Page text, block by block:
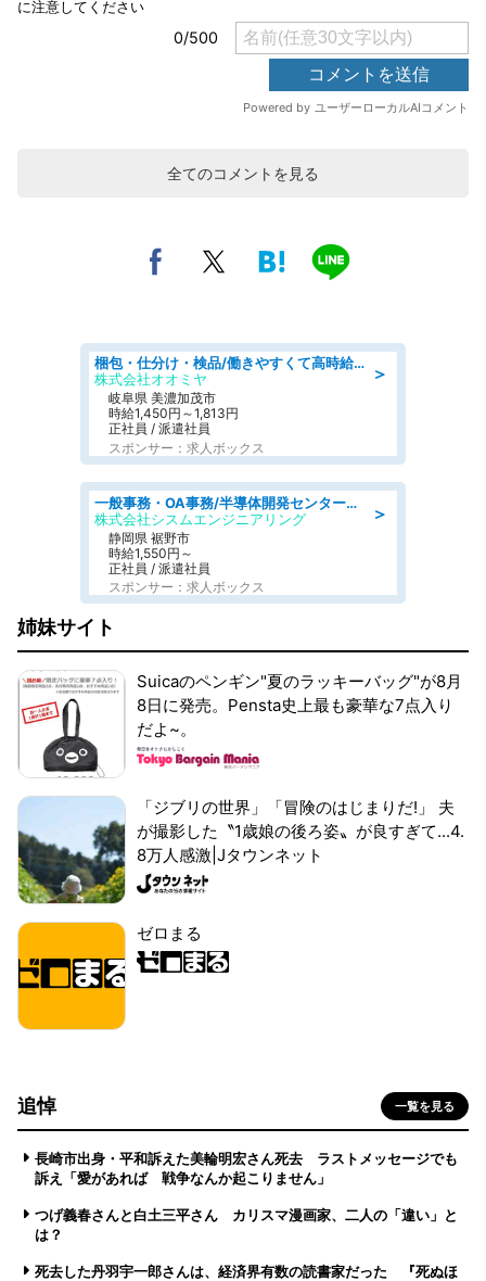
全てのコメントを見る
＞
梱包・仕分け・検品/働きやすくて高時給の仕分け作業長期休暇充実/残業なし
株式会社オオミヤ
岐阜県 美濃加茂市
時給1,450円～1,813円
正社員 / 派遣社員
スポンサー：求人ボックス
＞
一般事務・OA事務/半導体開発センター内で事務&軽作業スタッフ、募集
株式会社シスムエンジニアリング
静岡県 裾野市
時給1,550円～
正社員 / 派遣社員
スポンサー：求人ボックス
姉妹サイト
Suicaのペンギン"夏のラッキーバッグ"が8月
8日に発売。Pensta史上最も豪華な7点入り
だよ~。
「ジブリの世界」「冒険のはじまりだ!」 夫
が撮影した〝1歳娘の後ろ姿〟が良すぎて...4.
8万人感激|Jタウンネット
ゼロまる
追悼 一覧を見る
長崎市出身・平和訴えた美輪明宏さん死去 ラストメッセージでも
訴え「愛があれば 戦争なんか起こりません」
つげ義春さんと白土三平さん カリスマ漫画家、二人の「違い」と
は？
死去した丹羽宇一郎さんは、経済界有数の読書家だった 『死ぬほ